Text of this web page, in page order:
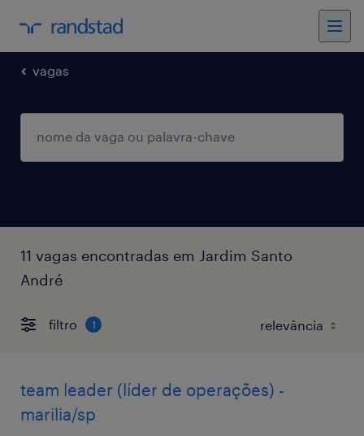
vagas
11 vagas encontradas em Jardim Santo
André
filtro 1
team leader (líder de operações) -
marilia/sp